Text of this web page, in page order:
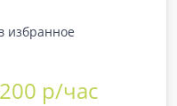
избранное
р/час